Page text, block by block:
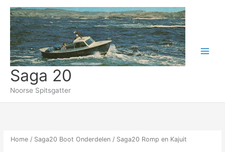
naar
inhoud
Saga 20
Noorse Spitsgatter
Home / Saga20 Boot Onderdelen / Saga20 Romp en Kajuit
op
populariteit